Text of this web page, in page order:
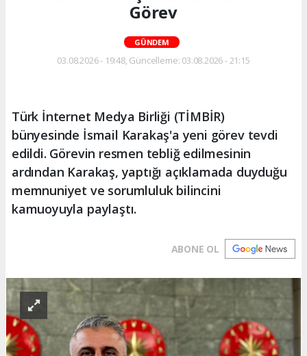
Görev
GÜNDEM
03.08.2026 - 19:48, Güncelleme: 03.08.2026 - 21:15
Türk İnternet Medya Birliği (TİMBİR)
bünyesinde İsmail Karakaş'a yeni görev tevdi
edildi. Görevin resmen tebliğ edilmesinin
ardından Karakaş, yaptığı açıklamada duyduğu
memnuniyet ve sorumluluk bilincini
kamuoyuyla paylaştı.
ABONE OL